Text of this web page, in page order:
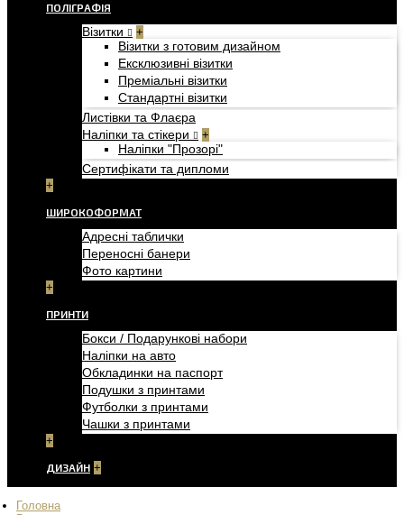
ПОЛІГРАФІЯ
Візитки +
Візитки з готовим дизайном
Ексклюзивні візитки
Преміальні візитки
Стандартні візитки
Листівки та Флаєра
Наліпки та стікери
+
Наліпки "Прозорі"
Сертифікати та дипломи
+
ШИРОКОФОРМАТ
Адресні таблички
Переносні банери
Фото картини
+
ПРИНТИ
Бокси / Подарункові набори
Наліпки на авто
Обкладинки на паспорт
Подушки з принтами
Футболки з принтами
Чашки з принтами
+
ДИЗАЙН +
Головна